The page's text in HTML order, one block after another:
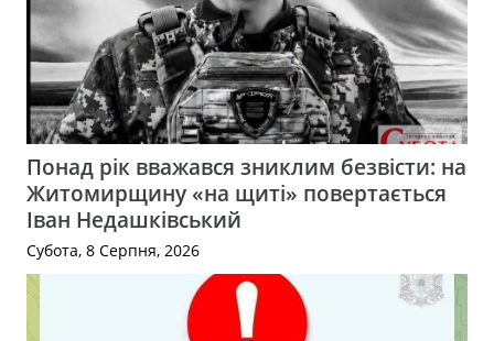
Понад рік вважався зниклим безвісти: на
Житомирщину «на щиті» повертається
Іван Недашківський
Субота, 8 Серпня, 2026